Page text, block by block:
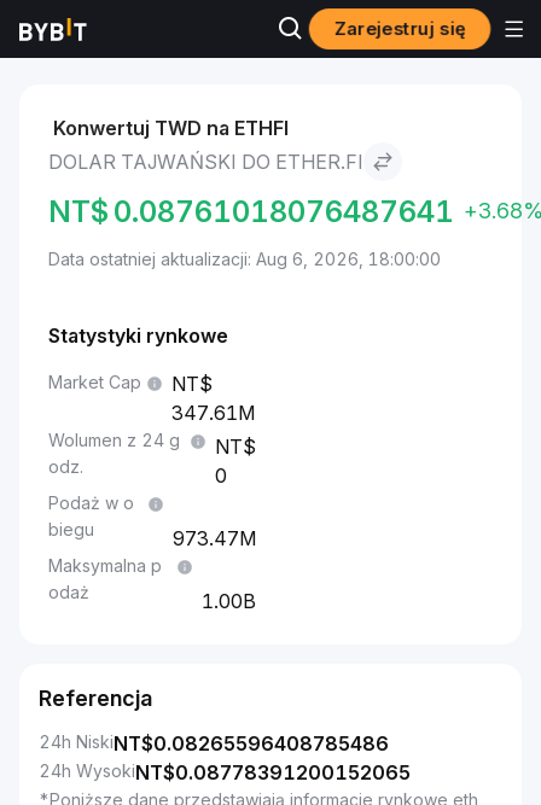
Zarejestruj się
Markets Dolar tajwański to Ether.fi
Konwertuj TWD na ETHFI
DOLAR TAJWAŃSKI DO ETHER.FI
NT$ 0.08761018076487641
Data ostatniej aktualizacji: Aug 6, 2026, 18:00:00
Statystyki rynkowe
Market Cap
347.61M
Wolumen z 24 g
odz.
0
Podaż w o
biegu
973.47M
Maksymalna p
odaż
1.00B
Referencja
24h NiskiNT$0.08265596408785486
24h WysokiNT$0.08778391200152065
*Poniższe dane przedstawiają informacje rynkowe eth